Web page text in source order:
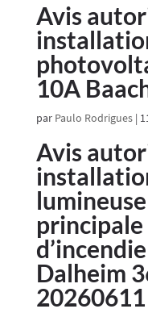
Avis
10A
par Paulo Rodrigues|
Avis
Dalheim
20260611